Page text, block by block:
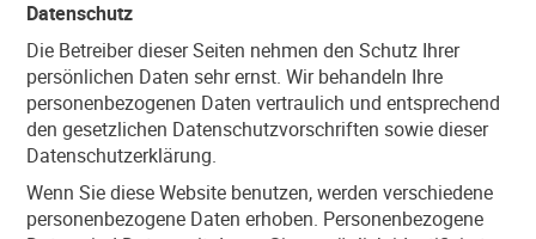
Datenschutz
Die Betreiber dieser Seiten nehmen den Schutz Ihrer
persönlichen Daten sehr ernst. Wir behandeln Ihre
personenbezogenen Daten vertraulich und entsprechend
den gesetzlichen Datenschutzvorschriften sowie dieser
Datenschutzerklärung.
Wenn Sie diese Website benutzen, werden verschiedene
personenbezogene Daten erhoben. Personenbezogene